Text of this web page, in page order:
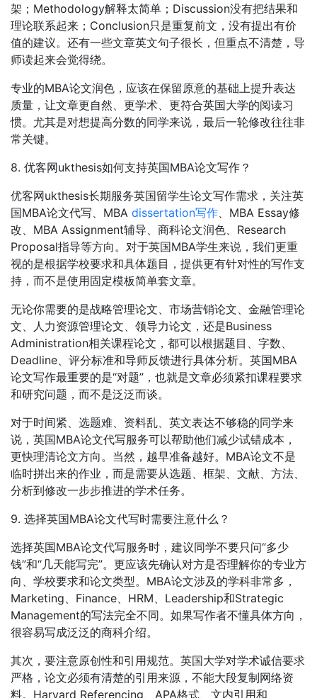
架；Methodology解释太简单；Discussion没有把结果和
理论联系起来；Conclusion只是重复前文，没有提出有价
值的建议。还有一些文章英文句子很长，但重点不清楚，导
师读起来会觉得绕。
专业的MBA论文润色，应该在保留原意的基础上提升表达
质量，让文章更自然、更学术、更符合英国大学的阅读习
惯。尤其是对想提高分数的同学来说，最后一轮修改往往非
常关键。
8. 优客网ukthesis如何支持英国MBA论文写作？
优客网ukthesis长期服务英国留学生论文写作需求，关注英
国MBA论文代写、MBA dissertation写作、MBA Essay修
改、MBA Assignment辅导、商科论文润色、Research
Proposal指导等方向。对于英国MBA学生来说，我们更重
视的是根据学校要求和具体题目，提供更有针对性的写作支
持，而不是使用固定模板简单套文章。
无论你需要的是战略管理论文、市场营销论文、金融管理论
文、人力资源管理论文、领导力论文，还是Business
Administration相关课程论文，都可以根据题目、字数、
Deadline、评分标准和导师反馈进行具体分析。英国MBA
论文写作最重要的是“对题”，也就是文章必须紧扣课程要求
和研究问题，而不是泛泛而谈。
对于时间紧、选题难、资料乱、英文表达不够稳的同学来
说，英国MBA论文代写服务可以帮助他们减少试错成本，
更快理清论文方向。当然，越早准备越好。MBA论文不是
临时拼出来的作业，而是需要从选题、框架、文献、方法、
分析到修改一步步推进的学术任务。
9. 选择英国MBA论文代写时需要注意什么？
选择英国MBA论文代写服务时，建议同学不要只问“多少
钱”和“几天能写完”。更应该先确认对方是否理解你的专业方
向、学校要求和论文类型。MBA论文涉及的学科非常多，
Marketing、Finance、HRM、Leadership和Strategic
Management的写法完全不同。如果写作者不懂具体方向，
很容易写成泛泛的商科介绍。
其次，要注意原创性和引用规范。英国大学对学术诚信要求
严格，论文必须有清楚的引用来源，不能大段复制网络资
料。Harvard Referencing、APA格式、文内引用和